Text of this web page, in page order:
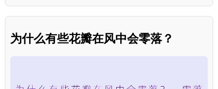
为什么有些花瓣在风中会零落？